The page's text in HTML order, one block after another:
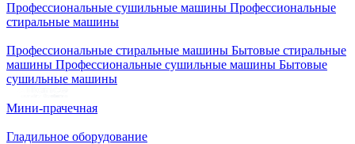
Профессиональные сушильные машины Профессиональные
стиральные машины
Профессиональные стиральные машины Бытовые стиральные
машины Профессиональные сушильные машины Бытовые
сушильные машины
Мини-прачечная
Гладильное оборудование